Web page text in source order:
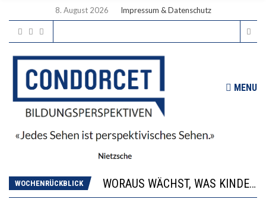
8. August 2026 Impressum & Datenschutz
MENU
WOCHENRÜCKBLICK
“WIR BEOBACHTEN EINEN REGELRECHTEN STURZFLUG BEI DEN LERNLEISTUNGEN”